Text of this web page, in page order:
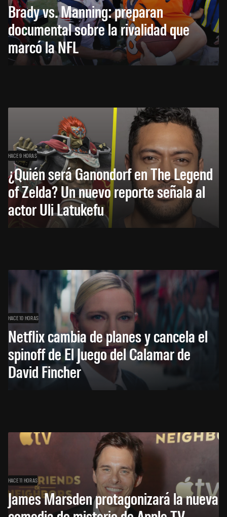
Brady vs. Manning: preparan
documental sobre la rivalidad que
marcó la NFL
HACE 9 HORAS
¿Quién será Ganondorf en The Legend
of Zelda? Un nuevo reporte señala al
actor Uli Latukefu
HACE 10 HORAS
Netflix cambia de planes y cancela el
spinoff de El Juego del Calamar de
David Fincher
HACE 11 HORAS
James Marsden protagonizará la nueva